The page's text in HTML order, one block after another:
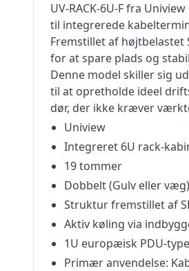
UV-RACK-6U-F fra
til integrerede
Fremstillet af
for at spare plads og
Denne model skiller sig
til at opretholde ideel
dør, der ikke kræver
Uniview
Integreret 6U rack-
19 tommer
Dobbelt (Gulv eller væg)
Struktur fremstillet af
Aktiv køling via
1U europæisk PDU-
Primær anvendelse: